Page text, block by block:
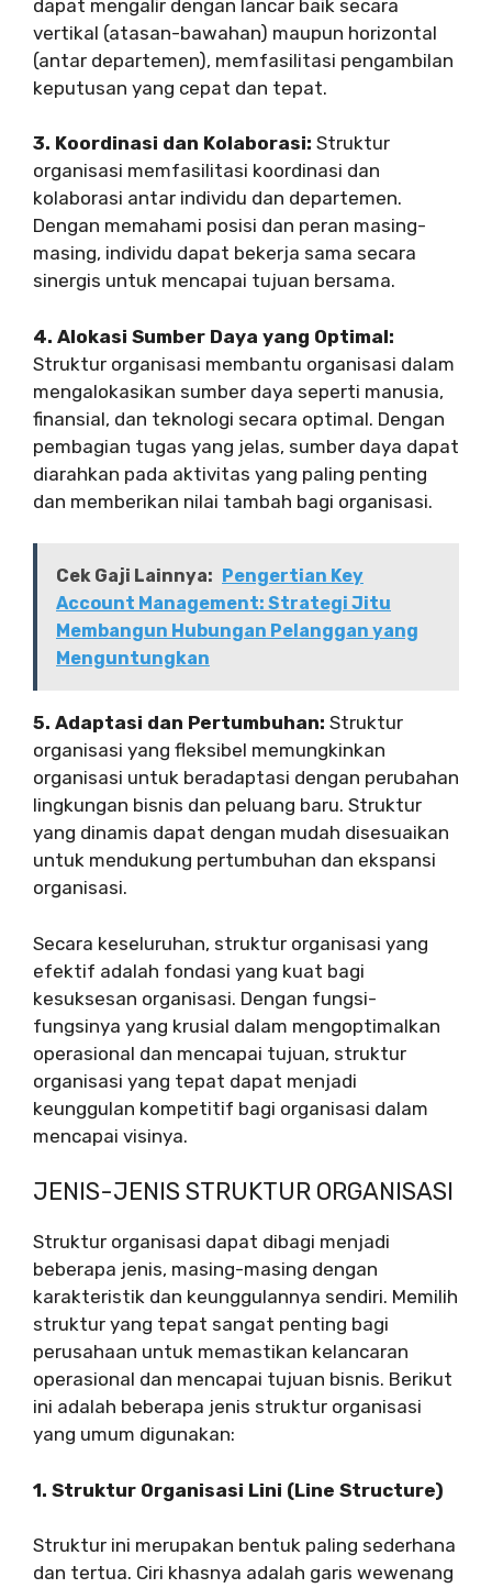
dapat mengalir dengan lancar baik secara
vertikal (atasan-bawahan) maupun horizontal
(antar departemen), memfasilitasi pengambilan
keputusan yang cepat dan tepat.
3. Koordinasi dan Kolaborasi: Struktur
organisasi memfasilitasi koordinasi dan
kolaborasi antar individu dan departemen.
Dengan memahami posisi dan peran masing-
masing, individu dapat bekerja sama secara
sinergis untuk mencapai tujuan bersama.
4. Alokasi Sumber Daya yang Optimal:
Struktur organisasi membantu organisasi dalam
mengalokasikan sumber daya seperti manusia,
finansial, dan teknologi secara optimal. Dengan
pembagian tugas yang jelas, sumber daya dapat
diarahkan pada aktivitas yang paling penting
dan memberikan nilai tambah bagi organisasi.
Cek Gaji Lainnya:
Pengertian Key
Account Management: Strategi Jitu
Membangun Hubungan Pelanggan yang
Menguntungkan
5. Adaptasi dan Pertumbuhan: Struktur
organisasi yang fleksibel memungkinkan
organisasi untuk beradaptasi dengan perubahan
lingkungan bisnis dan peluang baru. Struktur
yang dinamis dapat dengan mudah disesuaikan
untuk mendukung pertumbuhan dan ekspansi
organisasi.
Secara keseluruhan, struktur organisasi yang
efektif adalah fondasi yang kuat bagi
kesuksesan organisasi. Dengan fungsi-
fungsinya yang krusial dalam mengoptimalkan
operasional dan mencapai tujuan, struktur
organisasi yang tepat dapat menjadi
keunggulan kompetitif bagi organisasi dalam
mencapai visinya.
JENIS-JENIS STRUKTUR ORGANISASI
Struktur organisasi dapat dibagi menjadi
beberapa jenis, masing-masing dengan
karakteristik dan keunggulannya sendiri. Memilih
struktur yang tepat sangat penting bagi
perusahaan untuk memastikan kelancaran
operasional dan mencapai tujuan bisnis. Berikut
ini adalah beberapa jenis struktur organisasi
yang umum digunakan:
1. Struktur Organisasi Lini (Line Structure)
Struktur ini merupakan bentuk paling sederhana
dan tertua. Ciri khasnya adalah garis wewenang